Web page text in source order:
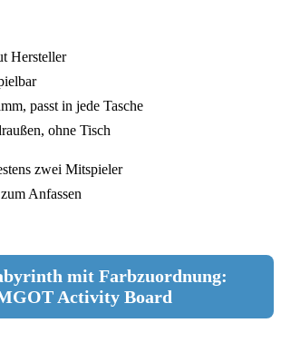
Hersteller
passt in jede Tasche
ohne Tisch
zwei Mitspieler
Anfassen
mit Farbzuordnung:
Activity Board